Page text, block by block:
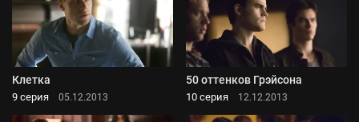
Клетка
9 серия 05.12.2013
50 оттенков Грэйсона
10 серия 12.12.2013